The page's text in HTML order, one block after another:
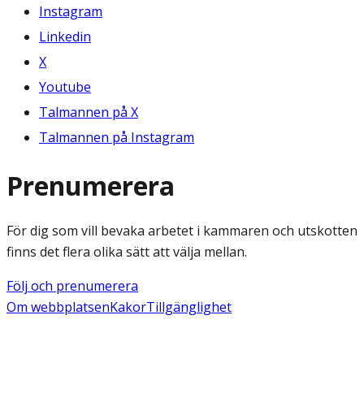
Instagram
Linkedin
X
Youtube
Talmannen på X
Talmannen på Instagram
Prenumerera
För dig som vill bevaka arbetet i kammaren och utskotten
finns det flera olika sätt att välja mellan.
Följ och prenumerera
Om webbplatsenKakorTillgänglighet